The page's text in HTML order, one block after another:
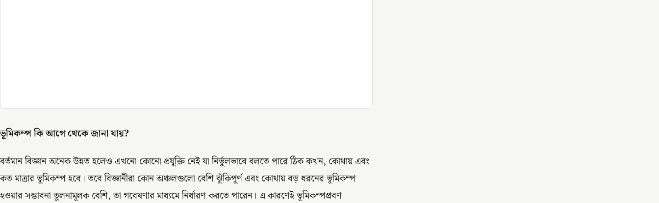
ভূমিকম্প কি আগে থেকে জানা যায়?
বর্তমান বিজ্ঞান অনেক উন্নত হলেও এখনো কোনো প্রযুক্তি নেই যা নির্ভুলভাবে বলতে পারে ঠিক কখন, কোথায় এবং
কত মাত্রার ভূমিকম্প হবে। তবে বিজ্ঞানীরা কোন অঞ্চলগুলো বেশি ঝুঁকিপূর্ণ এবং কোথায় বড় ধরনের ভূমিকম্প
হওয়ার সম্ভাবনা তুলনামূলক বেশি, তা গবেষণার মাধ্যমে নির্ধারণ করতে পারেন। এ কারণেই ভূমিকম্পপ্রবণ